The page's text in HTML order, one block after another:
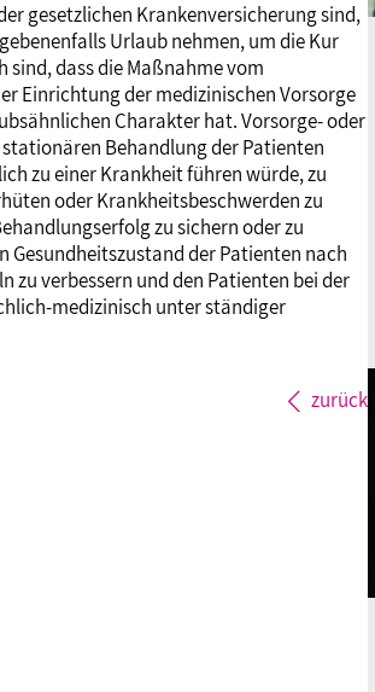
gesetzlichen Krankenversicherung sind,
Urlaub nehmen, um die Kur
dass die Maßnahme vom
Einrichtung der medizinischen Vorsorge
Charakter hat. Vorsorge- oder
Behandlung der Patienten
zu einer Krankheit führen würde, zu
oder Krankheitsbeschwerden zu
zu sichern oder zu
der Patienten nach
verbessern und den Patienten bei der
medizinisch unter ständiger
zurück